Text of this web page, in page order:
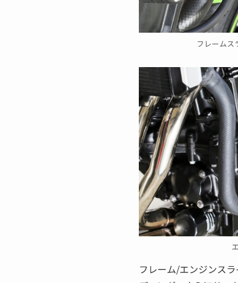
フレームス
フレーム/エンジンス